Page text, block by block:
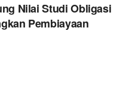
Nilai Studi Obligasi
Pembiayaan